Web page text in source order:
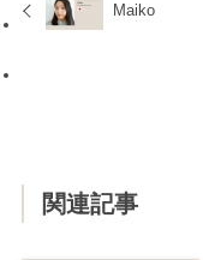
Maiko
関連記事